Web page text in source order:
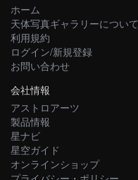
ホーム
天体写真ギャラリーについて
利用規約
ログイン/新規登録
お問い合わせ
会社情報
アストロアーツ
製品情報
星ナビ
星空ガイド
オンラインショップ